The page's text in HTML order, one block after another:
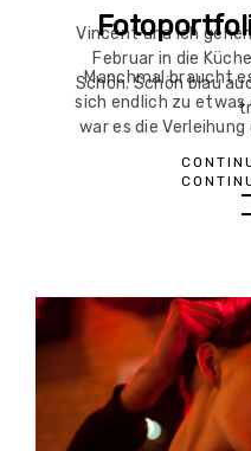
Vincent und ich
Februar in die
Schön. Schön blau
Manchmal braucht
sich endlich zu etwas
war es die Verleihung